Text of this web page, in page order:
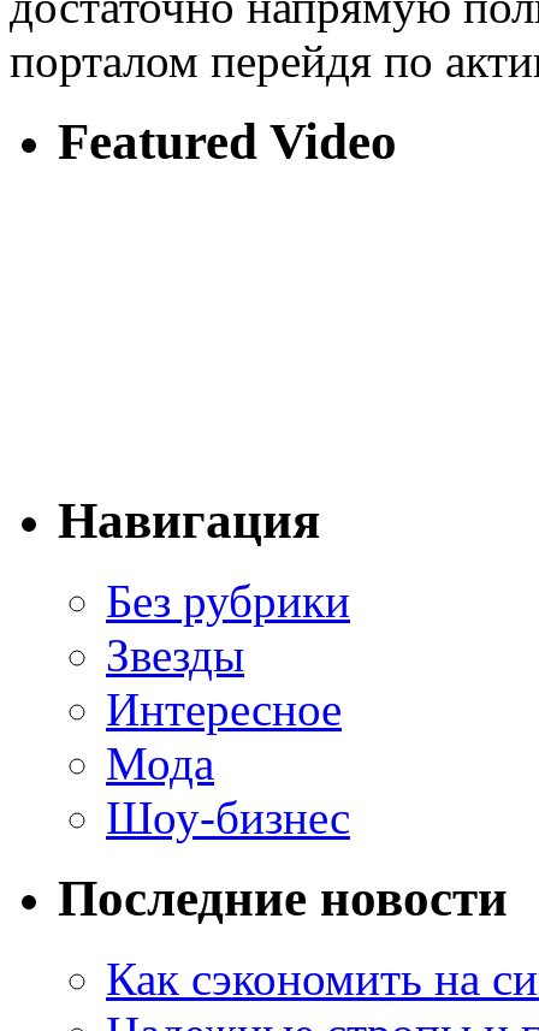
порталом перейдя по
Featured Video
Навигация
Без рубрики
Звезды
Интересное
Мода
Шоу-бизнес
Последние новости
Как сэкономить на